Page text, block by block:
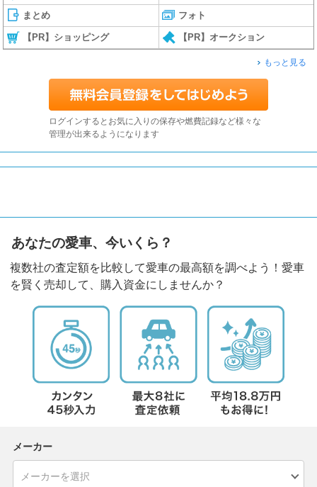
まとめ フォト
【PR】ショッピング 【PR】オークション
もっと見る
ログインするとお気に入りの保存や燃費記録など様々な
管理が出来るようになります
あなたの愛車、今いくら？
複数社の査定額を比較して愛車の最高額を調べよう！愛車
を賢く売却して、購入資金にしませんか？
メーカー